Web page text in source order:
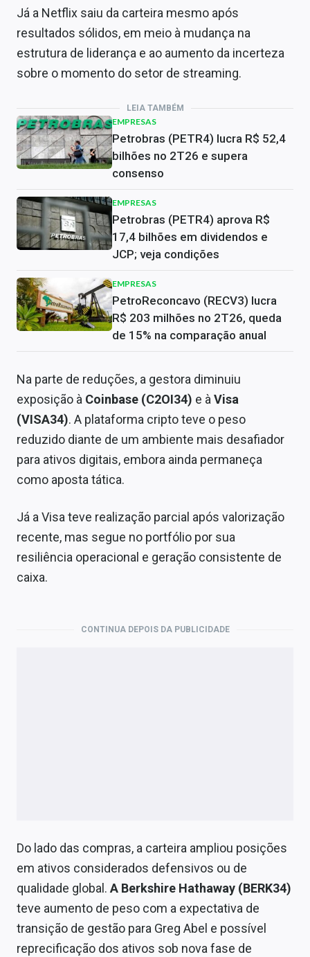
Já a Netflix saiu da carteira mesmo após
resultados sólidos, em meio à mudança na
estrutura de liderança e ao aumento da incerteza
sobre o momento do setor de streaming.
LEIA TAMBÉM
EMPRESAS
Petrobras (PETR4) lucra R$ 52,4
bilhões no 2T26 e supera
consenso
EMPRESAS
Petrobras (PETR4) aprova R$
17,4 bilhões em dividendos e
JCP; veja condições
EMPRESAS
PetroReconcavo (RECV3) lucra
R$ 203 milhões no 2T26, queda
de 15% na comparação anual
Na parte de reduções, a gestora diminuiu
exposição à Coinbase (C2OI34) e àVisa
(VISA34). A plataforma cripto teve o peso
reduzido diante de um ambiente mais desafiador
para ativos digitais, embora ainda permaneça
como aposta tática.
Já a Visa teve realização parcial após valorização
recente, mas segue no portfólio por sua
resiliência operacional e geração consistente de
caixa.
CONTINUA DEPOIS DA PUBLICIDADE
Do lado das compras, a carteira ampliou posições
em ativos considerados defensivos ou de
qualidade global. A Berkshire Hathaway (BERK34)
teve aumento de peso com a expectativa de
transição de gestão para Greg Abel e possível
reprecificação dos ativos sob nova fase de